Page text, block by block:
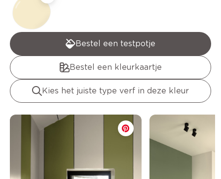
Bestel een testpotje
Bestel een kleurkaartje
Kies het juiste type verf in deze kleur